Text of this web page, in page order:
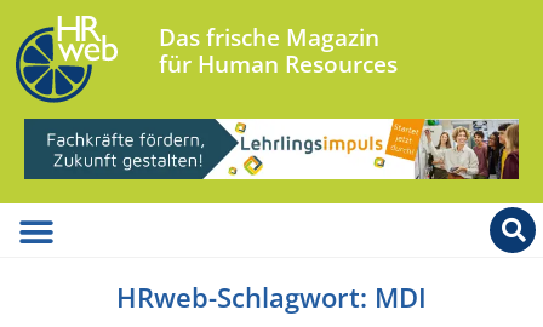
Das frische Magazin
für Human Resources
HRweb-Schlagwort: MDI